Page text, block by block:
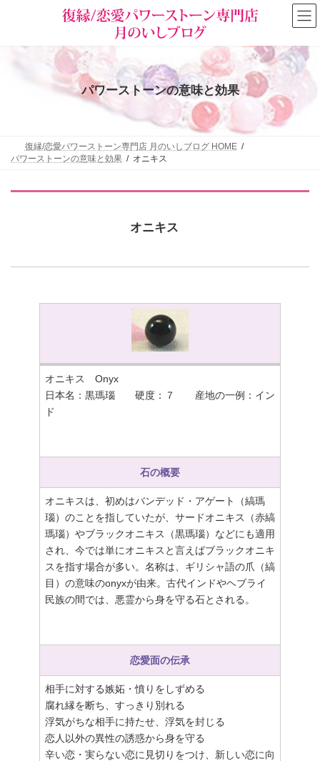
パワーストーンの意味と効果
復縁/恋愛パワーストーン専門店 月のいしブログ HOME
パワーストーンの意味と効果
オニキス
オニキス
オニキス Onyx
日本名：黒瑪瑙 硬度：７ 産地の一例：イン
ド
石の概要
オニキスは、初めはバンデッド・アゲート（縞瑪
瑙）のことを指していたが、サードオニキス（赤縞
瑪瑙）やブラックオニキス（黒瑪瑙）などにも適用
され、今では単にオニキスと言えばブラックオニキ
スを指す場合が多い。名称は、ギリシャ語の爪（縞
目）の意味のonyxが由来。古代インドやヘブライ
民族の間では、悪霊から身を守る石とされる。
恋愛面の伝承
相手に対する嫉妬・憤りをしずめる
腐れ縁を断ち、すっきり別れる
浮気がちな相手に持たせ、浮気を封じる
恋人以外の異性の誘惑から身を守る
辛い恋・実らない恋に見切りをつけ、新しい恋に向